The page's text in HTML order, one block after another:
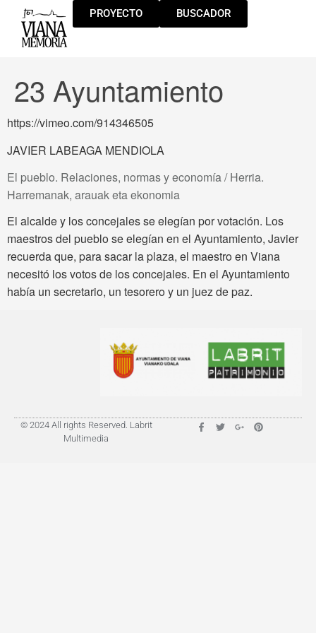
PROYECTO BUSCADOR
23 Ayuntamiento
https://vimeo.com/914346505
JAVIER LABEAGA MENDIOLA
El pueblo. Relaciones, normas y economía / Herria.
Harremanak, arauak eta ekonomia
El alcalde y los concejales se elegían por votación. Los
maestros del pueblo se elegían en el Ayuntamiento, Javier
recuerda que, para sacar la plaza, el maestro en Viana
necesitó los votos de los concejales. En el Ayuntamiento
había un secretario, un tesorero y un juez de paz.
© 2024 All rights Reserved. Labrit
Multimedia